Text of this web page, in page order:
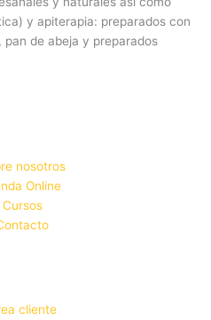
y apiterapia: preparados con
de abeja y preparados
nosotros
Online
Cursos
cliente